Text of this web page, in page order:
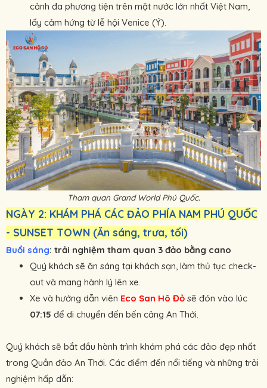
cảnh đa phương tiện trên mặt nước lớn nhất Việt Nam,
lấy cảm hứng từ lễ hội Venice (Ý).
Tham quan Grand World Phú Quốc.
NGÀY 2: KHÁM PHÁ CÁC ĐẢO PHÍA NAM PHÚ QUỐC
- SUNSET TOWN (Ăn sáng, trưa, tối)
Buổi sáng: trải nghiệm tham quan 3 đảo bằng cano
Quý khách sẽ ăn sáng tại khách sạn, làm thủ tục check-
out và mang hành lý lên xe.
Xe và hướng dẫn viên Eco San Hô Đỏ sẽ đón vào lúc
07:15 để di chuyển đến bến cảng An Thới.
Quý khách sẽ bắt đầu hành trình khám phá các đảo đẹp nhất
trong Quần đảo An Thới. Các điểm đến nổi tiếng và những trải
nghiệm hấp dẫn: